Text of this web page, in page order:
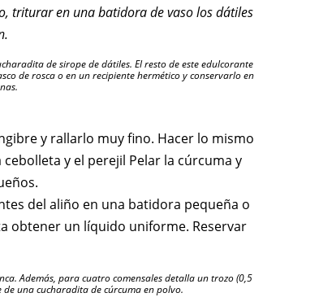
triturar en una batidora de vaso los dátiles
de sirope de dátiles. El resto de este edulcorante
de rosca o en un recipiente hermético y conservarlo en
y rallarlo muy fino. Hacer lo mismo
y el perejil Pelar la cúrcuma y
del aliño en una batidora pequeña o
obtener un líquido uniforme. Reservar
Además, para cuatro comensales detalla un trozo (0,5
una cucharadita de cúrcuma en polvo.